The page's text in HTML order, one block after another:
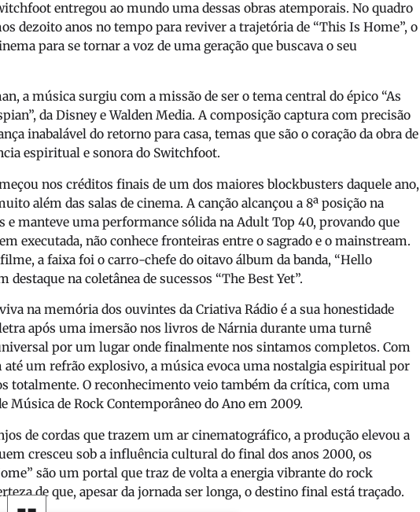
entregou ao mundo uma dessas obras atemporais. No quadro
dezoito anos no tempo para reviver a trajetória de “This Is Home”, o
para se tornar a voz de uma geração que buscava o seu
a música surgiu com a missão de ser o tema central do épico “As
da Disney e Walden Media. A composição captura com precisão
inabalável do retorno para casa, temas que são o coração da obra de
espiritual e sonora do Switchfoot.
nos créditos finais de um dos maiores blockbusters daquele ano,
além das salas de cinema. A canção alcançou a 8ª posição na
e manteve uma performance sólida na Adult Top 40, provando que
executada, não conhece fronteiras entre o sagrado e o mainstream.
a faixa foi o carro-chefe do oitavo álbum da banda, “Hello
na coletânea de sucessos “The Best Yet”.
na memória dos ouvintes da Criativa Rádio é a sua honestidade
após uma imersão nos livros de Nárnia durante uma turnê
por um lugar onde finalmente nos sintamos completos. Com
até um refrão explosivo, a música evoca uma nostalgia espiritual por
totalmente. O reconhecimento veio também da crítica, com uma
Música de Rock Contemporâneo do Ano em 2009.
de cordas que trazem um ar cinematográfico, a produção elevou a
cresceu sob a influência cultural do final dos anos 2000, os
são um portal que traz de volta a energia vibrante do rock
de que, apesar da jornada ser longa, o destino final está traçado.